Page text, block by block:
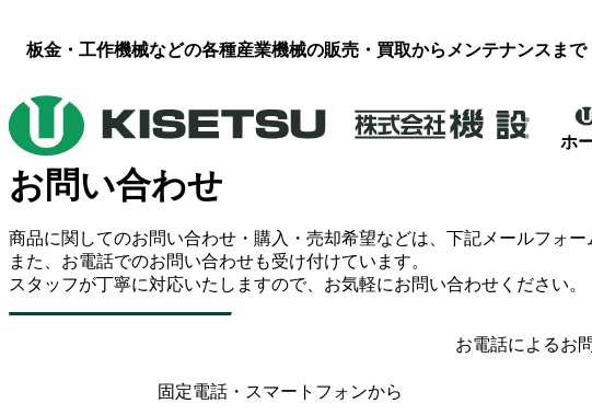
板金・工作機械などの各種産業機械の販売・買取からメンテナンスまで
ホ
お問い合わせ
商品に関してのお問い合わせ・購入・売却希望などは、下記メールフォー
また、お電話でのお問い合わせも受け付けています。
スタッフが丁寧に対応いたしますので、お気軽にお問い合わせください。
お電話によるお
固定電話・スマートフォンから